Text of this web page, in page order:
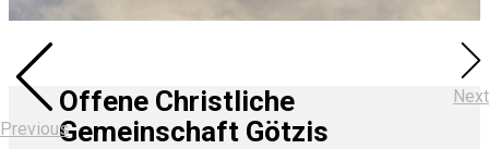
Previous
Next
Offene Christliche
Gemeinschaft Götzis